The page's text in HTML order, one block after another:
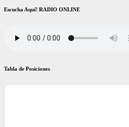
Escucha Aquí! RADIO ONLINE
Tabla de Posiciones